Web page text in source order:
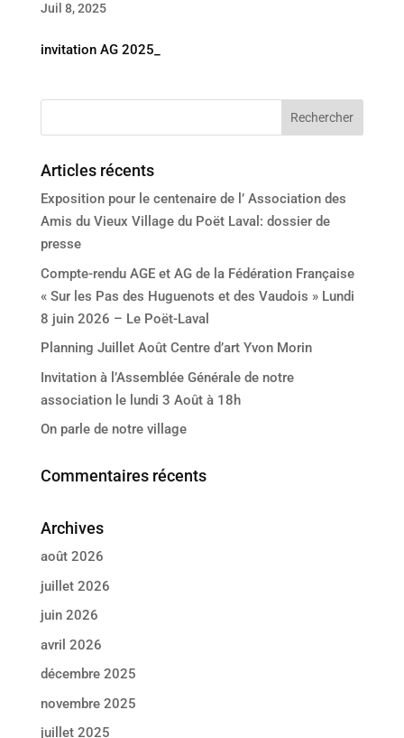
Juil 8, 2025
invitation AG 2025_
Articles récents
Exposition pour le centenaire de l’ Association des
Amis du Vieux Village du Poët Laval: dossier de
presse
Compte-rendu AGE et AG de la Fédération Française
« Sur les Pas des Huguenots et des Vaudois » Lundi
8 juin 2026 – Le Poët-Laval
Planning Juillet Août Centre d’art Yvon Morin
Invitation à l’Assemblée Générale de notre
association le lundi 3 Août à 18h
On parle de notre village
Commentaires récents
Archives
août 2026
juillet 2026
juin 2026
avril 2026
décembre 2025
novembre 2025
juillet 2025